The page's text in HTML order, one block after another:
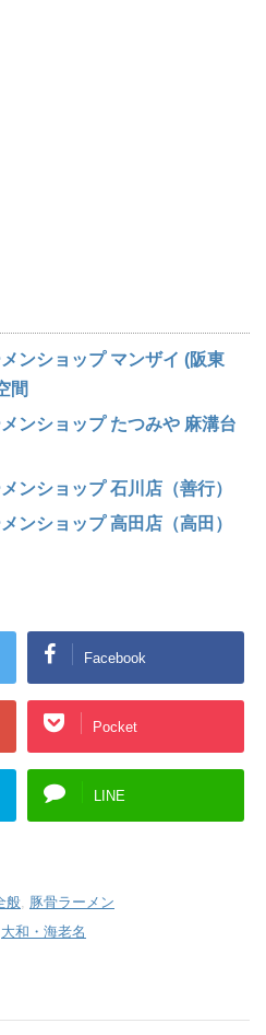
ンショップ マンザイ (阪東
間
ンショップ たつみや 麻溝台
ンショップ 石川店（善行）
ンショップ 高田店（高田）
Facebook
Pocket
LINE
般, 豚骨ラーメン
大和・海老名